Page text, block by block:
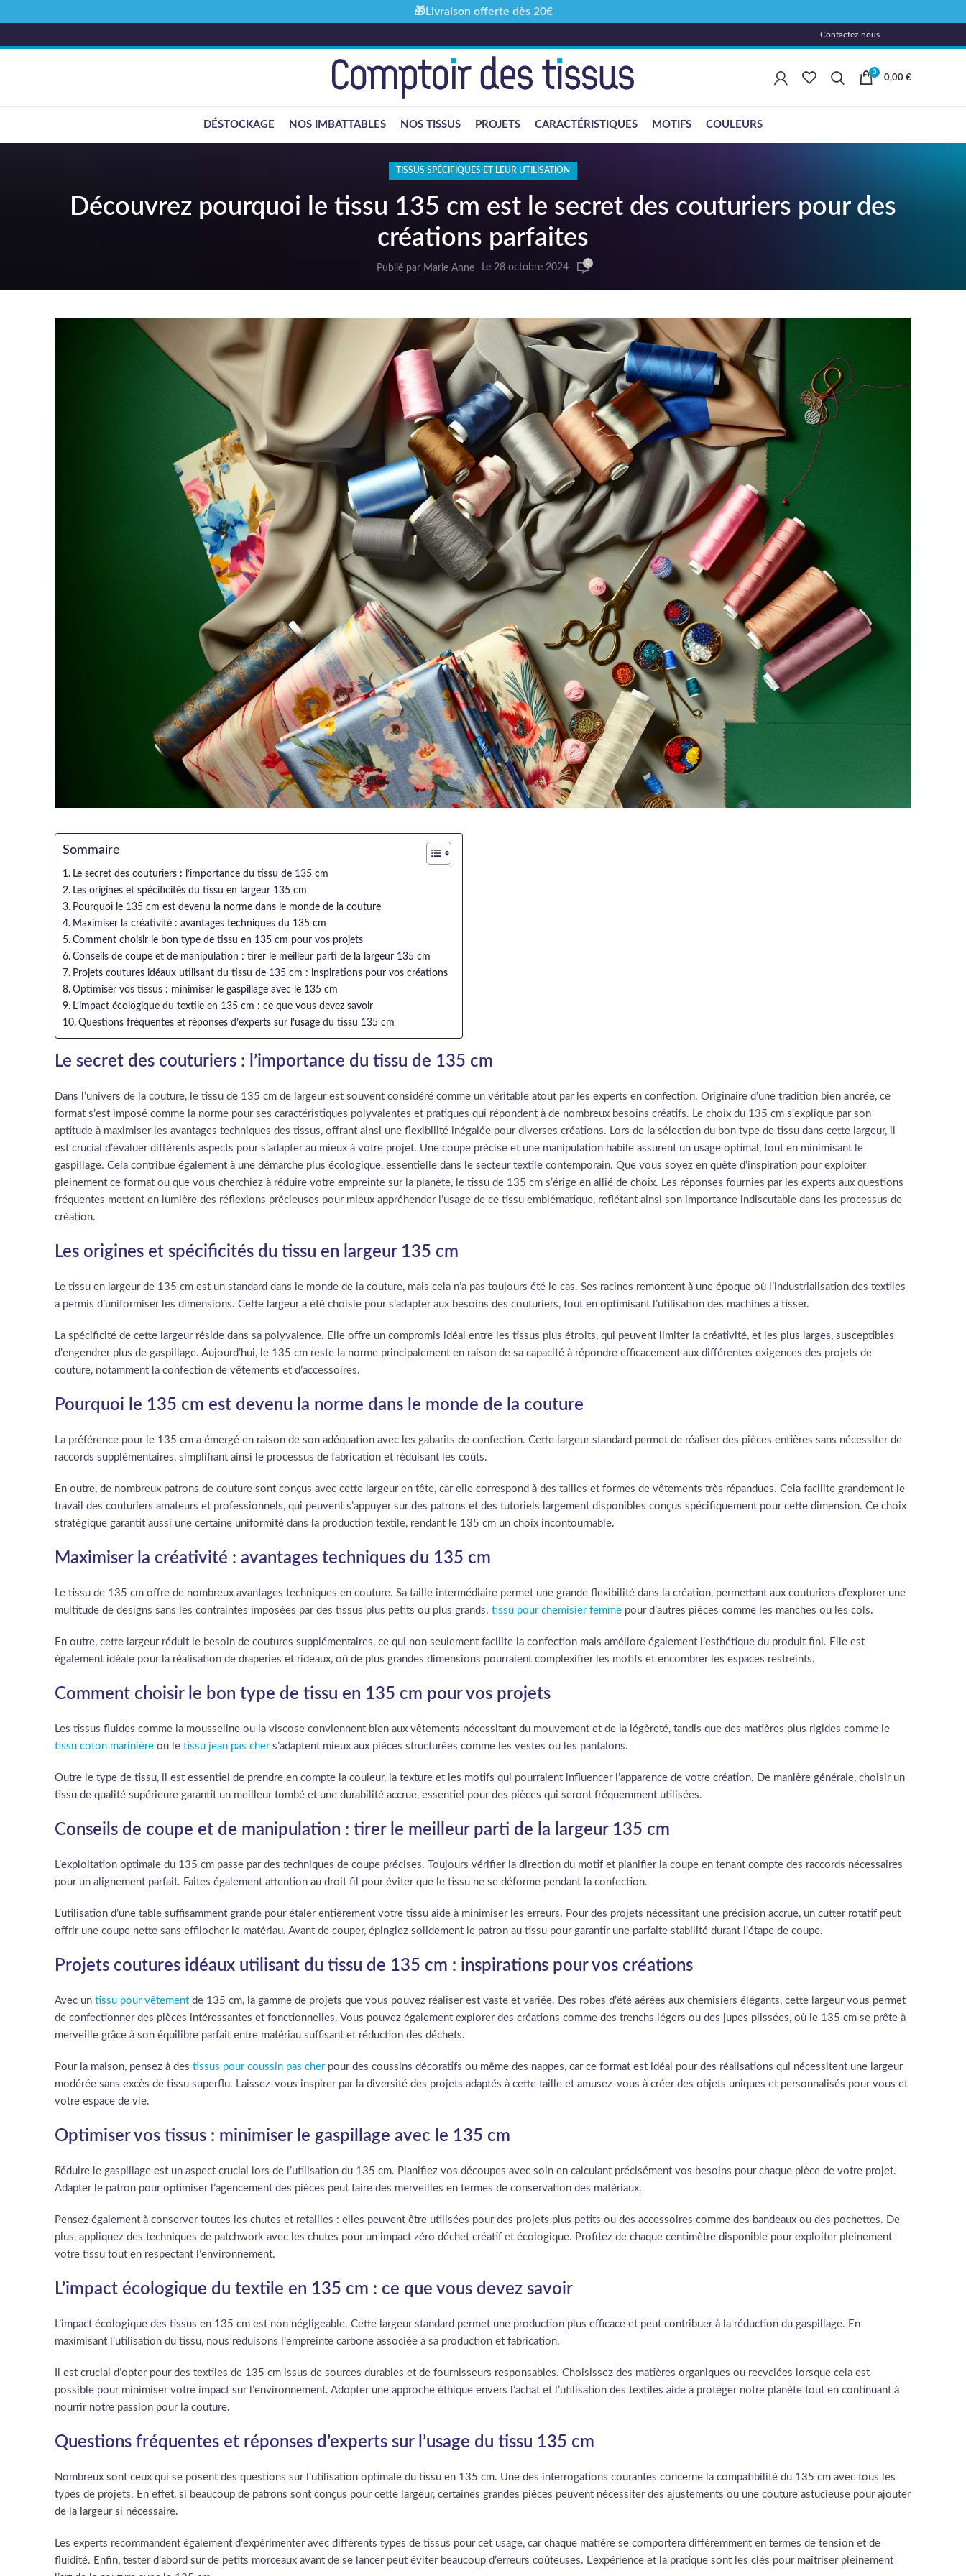
Contactez-nous
0
0,00 €
DÉSTOCKAGE NOS IMBATTABLES NOS TISSUS PROJETS CARACTÉRISTIQUES MOTIFS COULEURS
TISSUS SPÉCIFIQUES ET LEUR UTILISATION
Découvrez pourquoi le tissu 135 cm est le secret des couturiers pour des
créations parfaites
Publié par Marie Anne Le 28 octobre 2024 0
Sommaire
Le secret des couturiers : l’importance du tissu de 135 cm
Les origines et spécificités du tissu en largeur 135 cm
Pourquoi le 135 cm est devenu la norme dans le monde de la couture
Maximiser la créativité : avantages techniques du 135 cm
Comment choisir le bon type de tissu en 135 cm pour vos projets
Conseils de coupe et de manipulation : tirer le meilleur parti de la largeur 135 cm
Projets coutures idéaux utilisant du tissu de 135 cm : inspirations pour vos créations
Optimiser vos tissus : minimiser le gaspillage avec le 135 cm
L’impact écologique du textile en 135 cm : ce que vous devez savoir
Questions fréquentes et réponses d’experts sur l’usage du tissu 135 cm
Le secret des couturiers : l’importance du tissu de 135 cm
Dans l’univers de la couture, le tissu de 135 cm de largeur est souvent considéré comme un véritable atout par les experts en confection. Originaire d’une tradition bien ancrée, ce
format s’est imposé comme la norme pour ses caractéristiques polyvalentes et pratiques qui répondent à de nombreux besoins créatifs. Le choix du 135 cm s’explique par son
aptitude à maximiser les avantages techniques des tissus, offrant ainsi une flexibilité inégalée pour diverses créations. Lors de la sélection du bon type de tissu dans cette largeur, il
est crucial d’évaluer différents aspects pour s’adapter au mieux à votre projet. Une coupe précise et une manipulation habile assurent un usage optimal, tout en minimisant le
gaspillage. Cela contribue également à une démarche plus écologique, essentielle dans le secteur textile contemporain. Que vous soyez en quête d’inspiration pour exploiter
pleinement ce format ou que vous cherchiez à réduire votre empreinte sur la planète, le tissu de 135 cm s’érige en allié de choix. Les réponses fournies par les experts aux questions
fréquentes mettent en lumière des réflexions précieuses pour mieux appréhender l’usage de ce tissu emblématique, reflétant ainsi son importance indiscutable dans les processus de
création.
Les origines et spécificités du tissu en largeur 135 cm
Le tissu en largeur de 135 cm est un standard dans le monde de la couture, mais cela n’a pas toujours été le cas. Ses racines remontent à une époque où l’industrialisation des textiles
a permis d’uniformiser les dimensions. Cette largeur a été choisie pour s’adapter aux besoins des couturiers, tout en optimisant l’utilisation des machines à tisser.
La spécificité de cette largeur réside dans sa polyvalence. Elle offre un compromis idéal entre les tissus plus étroits, qui peuvent limiter la créativité, et les plus larges, susceptibles
d’engendrer plus de gaspillage. Aujourd’hui, le 135 cm reste la norme principalement en raison de sa capacité à répondre efficacement aux différentes exigences des projets de
couture, notamment la confection de vêtements et d’accessoires.
Pourquoi le 135 cm est devenu la norme dans le monde de la couture
La préférence pour le 135 cm a émergé en raison de son adéquation avec les gabarits de confection. Cette largeur standard permet de réaliser des pièces entières sans nécessiter de
raccords supplémentaires, simplifiant ainsi le processus de fabrication et réduisant les coûts.
En outre, de nombreux patrons de couture sont conçus avec cette largeur en tête, car elle correspond à des tailles et formes de vêtements très répandues. Cela facilite grandement le
travail des couturiers amateurs et professionnels, qui peuvent s’appuyer sur des patrons et des tutoriels largement disponibles conçus spécifiquement pour cette dimension. Ce choix
stratégique garantit aussi une certaine uniformité dans la production textile, rendant le 135 cm un choix incontournable.
Maximiser la créativité : avantages techniques du 135 cm
Le tissu de 135 cm offre de nombreux avantages techniques en couture. Sa taille intermédiaire permet une grande flexibilité dans la création, permettant aux couturiers d’explorer une
multitude de designs sans les contraintes imposées par des tissus plus petits ou plus grands. tissu pour chemisier femme pour d’autres pièces comme les manches ou les cols.
En outre, cette largeur réduit le besoin de coutures supplémentaires, ce qui non seulement facilite la confection mais améliore également l’esthétique du produit fini. Elle est
également idéale pour la réalisation de draperies et rideaux, où de plus grandes dimensions pourraient complexifier les motifs et encombrer les espaces restreints.
Comment choisir le bon type de tissu en 135 cm pour vos projets
Les tissus fluides comme la mousseline ou la viscose conviennent bien aux vêtements nécessitant du mouvement et de la légèreté, tandis que des matières plus rigides comme le
tissu coton marinière ou le tissu jean pas chers’adaptent mieux aux pièces structurées comme les vestes ou les pantalons.
Outre le type de tissu, il est essentiel de prendre en compte la couleur, la texture et les motifs qui pourraient influencer l’apparence de votre création. De manière générale, choisir un
tissu de qualité supérieure garantit un meilleur tombé et une durabilité accrue, essentiel pour des pièces qui seront fréquemment utilisées.
Conseils de coupe et de manipulation : tirer le meilleur parti de la largeur 135 cm
L’exploitation optimale du 135 cm passe par des techniques de coupe précises. Toujours vérifier la direction du motif et planifier la coupe en tenant compte des raccords nécessaires
pour un alignement parfait. Faites également attention au droit fil pour éviter que le tissu ne se déforme pendant la confection.
L’utilisation d’une table suffisamment grande pour étaler entièrement votre tissu aide à minimiser les erreurs. Pour des projets nécessitant une précision accrue, un cutter rotatif peut
offrir une coupe nette sans effilocher le matériau. Avant de couper, épinglez solidement le patron au tissu pour garantir une parfaite stabilité durant l’étape de coupe.
Projets coutures idéaux utilisant du tissu de 135 cm : inspirations pour vos créations
Avec un tissu pour vêtement de 135 cm, la gamme de projets que vous pouvez réaliser est vaste et variée. Des robes d’été aérées aux chemisiers élégants, cette largeur vous permet
de confectionner des pièces intéressantes et fonctionnelles. Vous pouvez également explorer des créations comme des trenchs légers ou des jupes plissées, où le 135 cm se prête à
merveille grâce à son équilibre parfait entre matériau suffisant et réduction des déchets.
Pour la maison, pensez à des tissus pour coussin pas cherpour des coussins décoratifs ou même des nappes, car ce format est idéal pour des réalisations qui nécessitent une largeur
modérée sans excès de tissu superflu. Laissez-vous inspirer par la diversité des projets adaptés à cette taille et amusez-vous à créer des objets uniques et personnalisés pour vous et
votre espace de vie.
Optimiser vos tissus : minimiser le gaspillage avec le 135 cm
Réduire le gaspillage est un aspect crucial lors de l’utilisation du 135 cm. Planifiez vos découpes avec soin en calculant précisément vos besoins pour chaque pièce de votre projet.
Adapter le patron pour optimiser l’agencement des pièces peut faire des merveilles en termes de conservation des matériaux.
Pensez également à conserver toutes les chutes et retailles : elles peuvent être utilisées pour des projets plus petits ou des accessoires comme des bandeaux ou des pochettes. De
plus, appliquez des techniques de patchwork avec les chutes pour un impact zéro déchet créatif et écologique. Profitez de chaque centimètre disponible pour exploiter pleinement
votre tissu tout en respectant l’environnement.
L’impact écologique du textile en 135 cm : ce que vous devez savoir
L’impact écologique des tissus en 135 cm est non négligeable. Cette largeur standard permet une production plus efficace et peut contribuer à la réduction du gaspillage. En
maximisant l’utilisation du tissu, nous réduisons l’empreinte carbone associée à sa production et fabrication.
Il est crucial d’opter pour des textiles de 135 cm issus de sources durables et de fournisseurs responsables. Choisissez des matières organiques ou recyclées lorsque cela est
possible pour minimiser votre impact sur l’environnement. Adopter une approche éthique envers l’achat et l’utilisation des textiles aide à protéger notre planète tout en continuant à
nourrir notre passion pour la couture.
Questions fréquentes et réponses d’experts sur l’usage du tissu 135 cm
Nombreux sont ceux qui se posent des questions sur l’utilisation optimale du tissu en 135 cm. Une des interrogations courantes concerne la compatibilité du 135 cm avec tous les
types de projets. En effet, si beaucoup de patrons sont conçus pour cette largeur, certaines grandes pièces peuvent nécessiter des ajustements ou une couture astucieuse pour ajouter
de la largeur si nécessaire.
Les experts recommandent également d’expérimenter avec différents types de tissus pour cet usage, car chaque matière se comportera différemment en termes de tension et de
fluidité. Enfin, tester d’abord sur de petits morceaux avant de se lancer peut éviter beaucoup d’erreurs coûteuses. L’expérience et la pratique sont les clés pour maîtriser pleinement
🎁Livraison offerte dès 20€